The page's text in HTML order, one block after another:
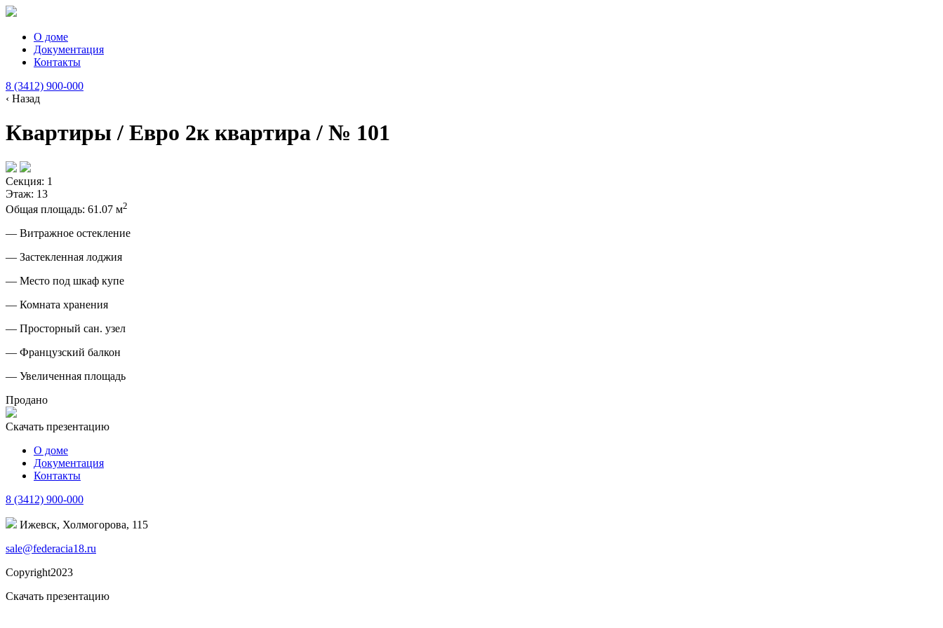
О доме
Документация
Контакты
8 (3412) 900-000
‹ Назад
Квартиры / Евро 2к квартира / № 101
Секция: 1
Этаж: 13
Общая площадь: 61.07 м2
— Витражное остекление
— Застекленная лоджия
— Место под шкаф купе
— Комната хранения
— Просторный сан. узел
— Французский балкон
— Увеличенная площадь
Продано
Скачать презентацию
О доме
Документация
Контакты
8 (3412) 900-000
Ижевск, Холмогорова, 115
sale@federacia18.ru
Copyright2023
Скачать презентацию